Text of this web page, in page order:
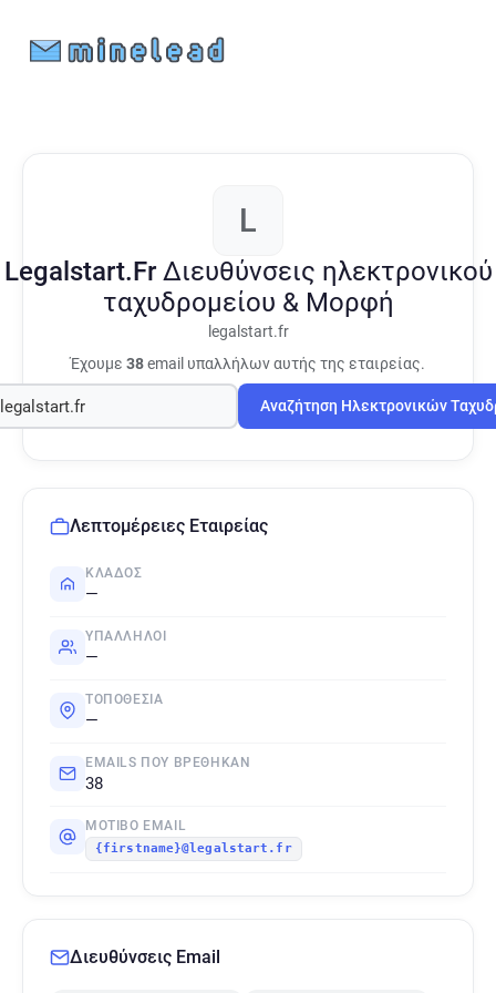
L
Legalstart.Fr Διευθύνσεις ηλεκτρονικού
ταχυδρομείου & Μορφή
legalstart.fr
Έχουμε 38email υπαλλήλων αυτής της εταιρείας.
Αναζήτηση Ηλεκτρονικών
Λεπτομέρειες Εταιρείας
ΚΛΆΔΟΣ
—
ΥΠΆΛΛΗΛΟΙ
—
ΤΟΠΟΘΕΣΊΑ
—
EMAILS ΠΟΥ ΒΡΈΘΗΚΑΝ
38
ΜΟΤΊΒΟ EMAIL
{firstname}@legalstart.fr
Διευθύνσεις Email